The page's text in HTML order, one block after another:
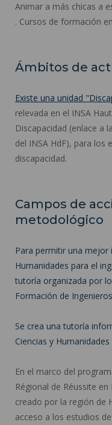
Animar a más chicas a
. Cursos de formación
Ámbitos de
Existe una unidad
relevada en el INSA
Discapacidad (enlace a
del INSA HdF), para los
discapacidad.
Campos de
metodológico
Para permitir una mejor
Humanidades para el
tutoría organizada por
Formación de
Se crea una tutoría
Ciencias y
En el marco del
Régional de Réussite
creado por la región de
acceso a los estudios